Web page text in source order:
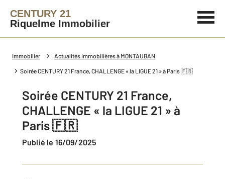
CENTURY 21
Riquelme Immobilier
Immobilier Actualités immobilières à MONTAUBAN
Soirée CENTURY 21 France, CHALLENGE « la LIGUE 21 » à Paris 🇫🇷
Soirée CENTURY 21 France,
CHALLENGE « la LIGUE 21 » à
Paris 🇫🇷
Publié le 16/09/2025